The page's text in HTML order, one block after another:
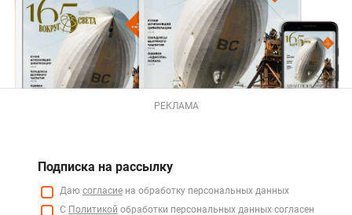
РЕКЛАМА
Подписка на рассылку
Даю согласие на обработку персональных данных
С Политикой обработки персональных данных согласен